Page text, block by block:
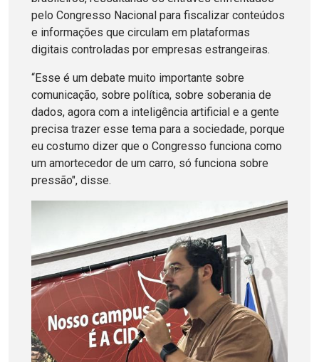
pelo Congresso Nacional para fiscalizar conteúdos
e informações que circulam em plataformas
digitais controladas por empresas estrangeiras.
“Esse é um debate muito importante sobre
comunicação, sobre política, sobre soberania de
dados, agora com a inteligência artificial e a gente
precisa trazer esse tema para a sociedade, porque
eu costumo dizer que o Congresso funciona como
um amortecedor de um carro, só funciona sobre
pressão", disse.